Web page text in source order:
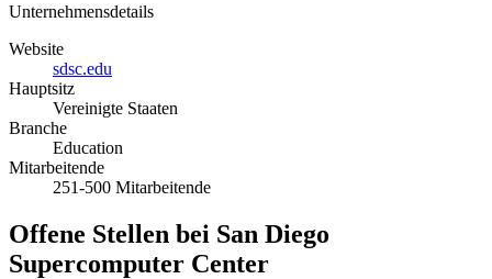
Unternehmensdetails
Website
sdsc.edu
Hauptsitz
Vereinigte Staaten
Branche
Education
Mitarbeitende
251-500 Mitarbeitende
Offene Stellen bei San Diego
Supercomputer Center